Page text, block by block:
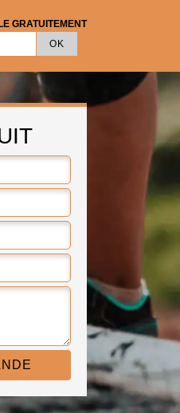
GRATUITEMENT